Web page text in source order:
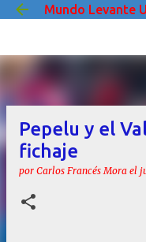
Ir al
Mundo Levante
Pepelu y el
fichaje
por Carlos Francés Mora el